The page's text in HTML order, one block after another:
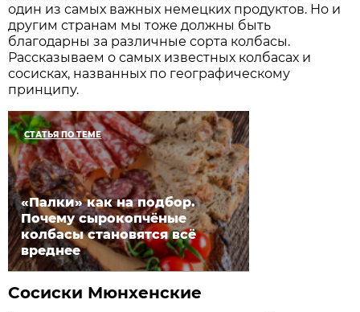
один из самых важных немецких продуктов. Но и
другим странам мы тоже должны быть
благодарны за различные сорта колбасы.
Рассказываем о самых известных колбасах и
сосисках, названных по географическому
принципу.
СТАТЬЯ ПО ТЕМЕ
«Палки» как на подбор.
Почему сырокопчёные
колбасы становятся всё
вреднее
Сосиски Мюнхенские